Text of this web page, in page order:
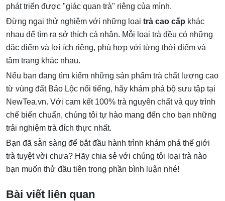
phát triển được "giác quan trà" riêng của mình.
Đừng ngại thử nghiệm với những loại trà cao cấp khác
nhau để tìm ra sở thích cá nhân. Mỗi loại trà đều có những
đặc điểm và lợi ích riêng, phù hợp với từng thời điểm và
tâm trạng khác nhau.
Nếu bạn đang tìm kiếm những sản phẩm trà chất lượng cao
từ vùng đất Bảo Lộc nổi tiếng, hãy khám phá bộ sưu tập tại
NewTea.vn. Với cam kết 100% trà nguyên chất và quy trình
chế biến chuẩn, chúng tôi tự hào mang đến cho bạn những
trải nghiệm trà đích thực nhất.
Bạn đã sẵn sàng để bắt đầu hành trình khám phá thế giới
trà tuyệt vời chưa? Hãy chia sẻ với chúng tôi loại trà nào
bạn muốn thử đầu tiên trong phần bình luận nhé!
Bài viết liên quan